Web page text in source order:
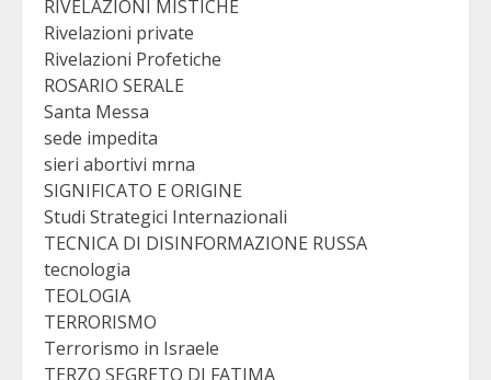
RIVELAZIONI MISTICHE
Rivelazioni private
Rivelazioni Profetiche
ROSARIO SERALE
Santa Messa
sede impedita
sieri abortivi mrna
SIGNIFICATO E ORIGINE
Studi Strategici Internazionali
TECNICA DI DISINFORMAZIONE RUSSA
tecnologia
TEOLOGIA
TERRORISMO
Terrorismo in Israele
TERZO SEGRETO DI FATIMA